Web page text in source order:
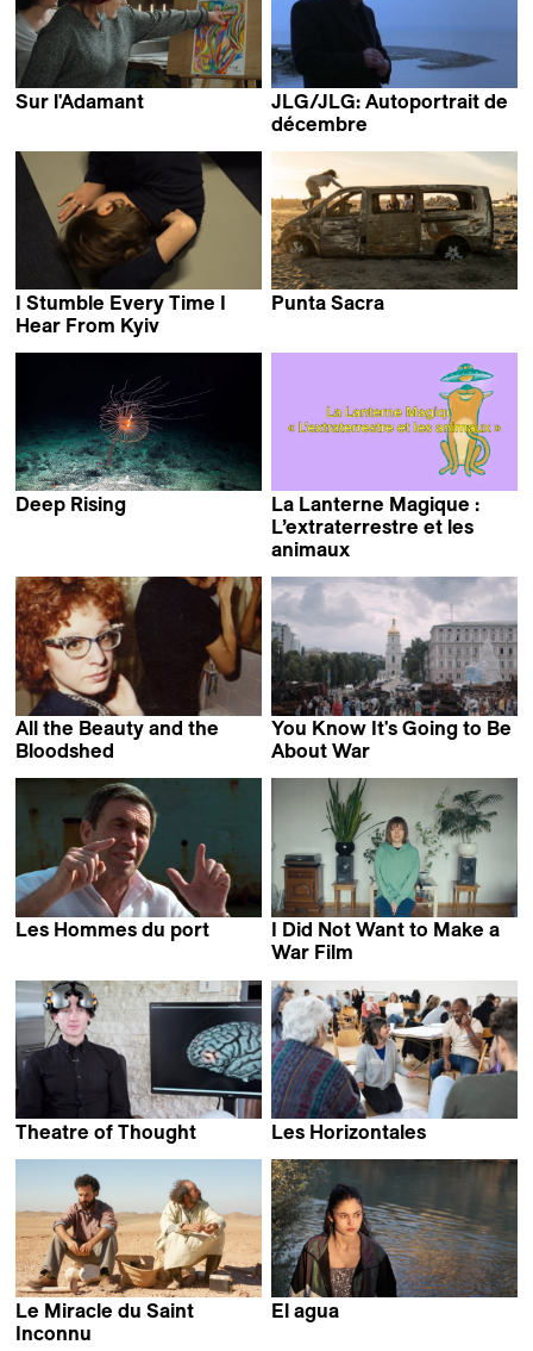
Sur l'Adamant
JLG/JLG: Autoportrait de
décembre
I Stumble Every Time I
Hear From Kyiv
Punta Sacra
Deep Rising
La Lanterne Magique :
L’extraterrestre et les
animaux
All the Beauty and the
Bloodshed
You Know It's Going to Be
About War
Les Hommes du port
I Did Not Want to Make a
War Film
Theatre of Thought
Les Horizontales
Le Miracle du Saint
Inconnu
El agua